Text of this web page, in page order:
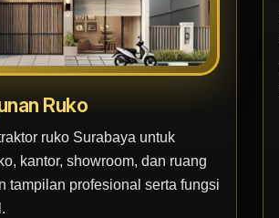
Ruko
ruko Surabaya untuk
kantor, showroom, dan ruang
tampilan profesional serta fungsi